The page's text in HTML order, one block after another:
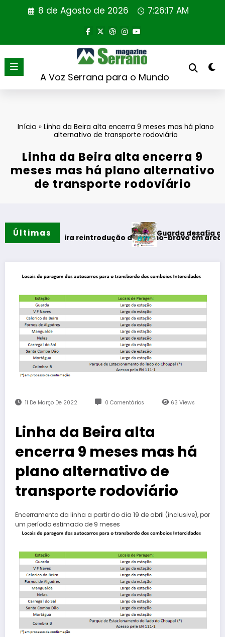
8 de Agosto de 2026 7:26:17 AM
A Voz Serrana para o Mundo
Início »Linha da Beira alta encerra 9 meses mas há plano
alternativo de transporte rodoviário
Linha da Beira alta encerra 9
meses mas há plano alternativo
de transporte rodoviário
Últimasreintrodução de coelho-bravo em área rewilding
Guarda desafia amantes do
11 De Março De 2022 0 Comentários 63Views
Linha da Beira alta
encerra 9 meses mas há
plano alternativo de
transporte rodoviário
Encerramento da linha a partir do dia 19 de abril (inclusive), por
um período estimado de 9 meses